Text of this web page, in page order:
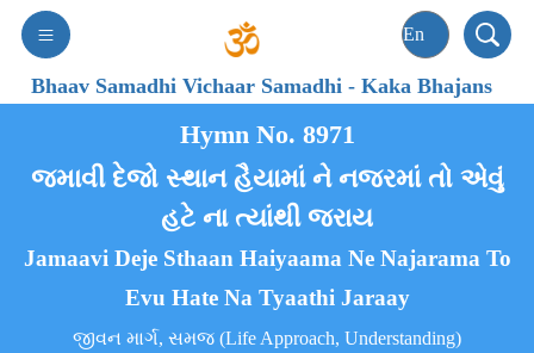
Bhaav Samadhi Vichaar Samadhi-Kaka Bhajans
Hymn No. 8971
જમાવી દેજો સ્થાન હૈયામાં ને નજરમાં તો એવું
હટે ના ત્યાંથી જરાય
Jamaavi Deje Sthaan Haiyaama Ne Najarama To
Evu Hate Na Tyaathi Jaraay
જીવન માર્ગ, સમજ (Life Approach, Understanding)